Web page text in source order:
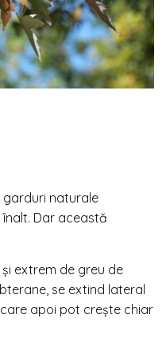
garduri naturale
Dar această
extrem de greu de
se extind lateral
apoi pot crește chiar